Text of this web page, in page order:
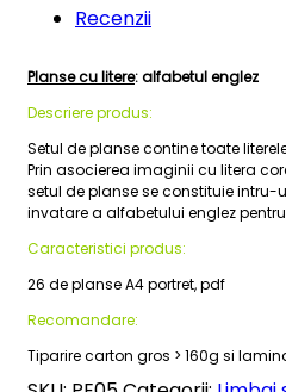
Recenzii
Planse cu litere: alfabetul englez
Descriere produs:
Setul de planse contine toate
Prin asocierea imaginii cu litera
setul de planse se constituie
invatare a alfabetului englez
Caracteristici produs:
26 de planse A4 portret, pdf
Recomandare:
Tiparire carton gros > 160g si